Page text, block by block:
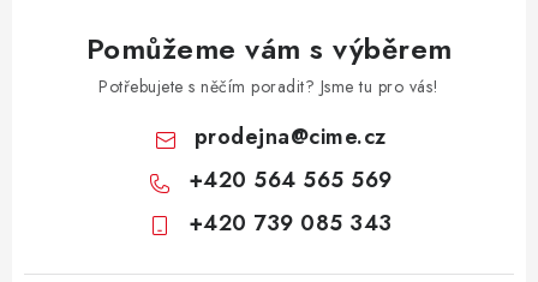
Pomůžeme vám s výběrem
Potřebujete s něčím poradit? Jsme tu pro vás!
prodejna@cime.cz
+420 564 565 569
+420 739 085 343